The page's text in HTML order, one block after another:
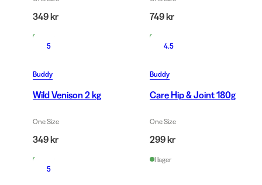
349 kr 749 kr
5
Buddy
Wild Venison 2 kg
One Size
349 kr
4.5
Buddy
Care Hip & Joint 180g
One Size
299 kr
I lager
5